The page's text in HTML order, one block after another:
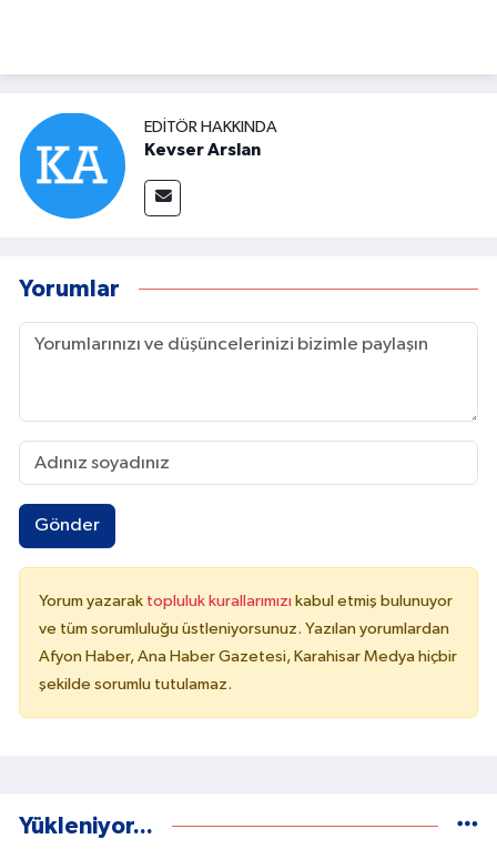
EDITÖR HAKKINDA
Kevser Arslan
Yorumlar
Gönder
Yorum yazarak topluluk kurallarımızı kabul etmiş bulunuyor
ve tüm sorumluluğu üstleniyorsunuz. Yazılan yorumlardan
Afyon Haber, Ana Haber Gazetesi, Karahisar Medya hiçbir
şekilde sorumlu tutulamaz.
Yükleniyor...